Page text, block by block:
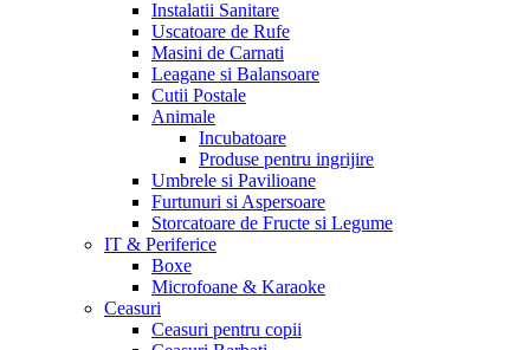
Instalatii Sanitare
Uscatoare de Rufe
Masini de Carnati
Leagane si Balansoare
Cutii Postale
Animale
Incubatoare
Produse pentru ingrijire
Umbrele si Pavilioane
Furtunuri si Aspersoare
Storcatoare de Fructe si Legume
IT & Periferice
Boxe
Microfoane & Karaoke
Ceasuri
Ceasuri pentru copii